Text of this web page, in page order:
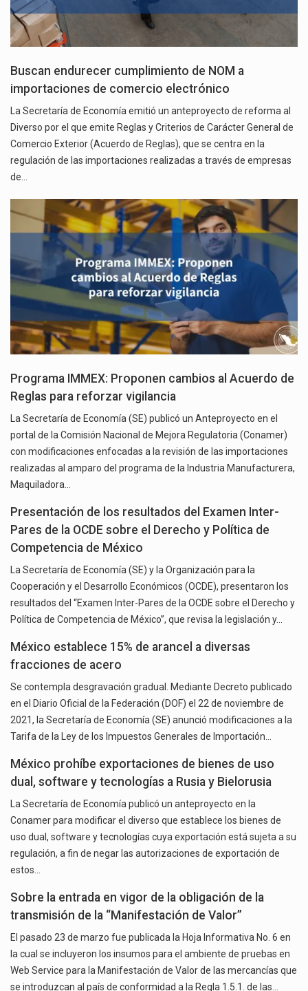
Buscan endurecer cumplimiento de NOM a
importaciones de comercio electrónico
La Secretaría de Economía emitió un anteproyecto de reforma al
Diverso por el que emite Reglas y Criterios de Carácter General de
Comercio Exterior (Acuerdo de Reglas), que se centra en la
regulación de las importaciones realizadas a través de empresas
de…
Programa IMMEX: Proponen cambios al Acuerdo de
Reglas para reforzar vigilancia
La Secretaría de Economía (SE) publicó un Anteproyecto en el
portal de la Comisión Nacional de Mejora Regulatoria (Conamer)
con modificaciones enfocadas a la revisión de las importaciones
realizadas al amparo del programa de la Industria Manufacturera,
Maquiladora…
Presentación de los resultados del Examen Inter-
Pares de la OCDE sobre el Derecho y Política de
Competencia de México
La Secretaría de Economía (SE) y la Organización para la
Cooperación y el Desarrollo Económicos (OCDE), presentaron los
resultados del “Examen Inter-Pares de la OCDE sobre el Derecho y
Política de Competencia de México”, que revisa la legislación y…
México establece 15% de arancel a diversas
fracciones de acero
Se contempla desgravación gradual. Mediante Decreto publicado
en el Diario Oficial de la Federación (DOF) el 22 de noviembre de
2021, la Secretaría de Economía (SE) anunció modificaciones a la
Tarifa de la Ley de los Impuestos Generales de Importación…
México prohíbe exportaciones de bienes de uso
dual, software y tecnologías a Rusia y Bielorusia
La Secretaría de Economía publicó un anteproyecto en la
Conamer para modificar el diverso que establece los bienes de
uso dual, software y tecnologías cuya exportación está sujeta a su
regulación, a fin de negar las autorizaciones de exportación de
estos…
Sobre la entrada en vigor de la obligación de la
transmisión de la “Manifestación de Valor”
El pasado 23 de marzo fue publicada la Hoja Informativa No. 6 en
la cual se incluyeron los insumos para el ambiente de pruebas en
Web Service para la Manifestación de Valor de las mercancías que
se introduzcan al país de conformidad a la Regla 1.5.1. de las…